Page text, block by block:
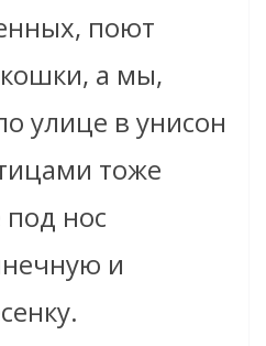
поют
а мы,
улице в унисон
тоже
под нос
и